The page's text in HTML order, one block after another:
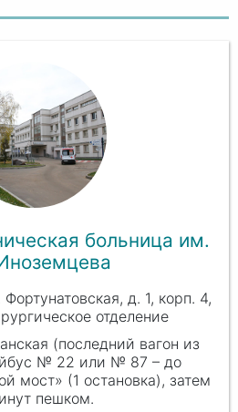
больница им.
д. 1, корп. 4,
отделение
(последний вагон из
№ 22 или № 87 – до
мост» (1 остановка), затем
пешком.